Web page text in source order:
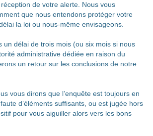
de votre alerte. Nous vous
que nous entendons protéger votre
la loi ou nous-même envisageons.
un délai de trois mois (ou six mois si nous
administrative dédiée en raison du
un retour sur les conclusions de notre
vous dirons que l’enquête est toujours en
d’éléments suffisants, ou est jugée hors
pour vous aiguiller alors vers les bons